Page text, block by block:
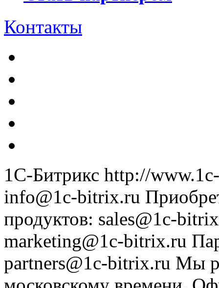
Контакты
1С-Битрикс http://
info@1c-bitrix.ru
продуктов: sales@1c-
marketing@1c-bitrix.ru
partners@1c-bitrix.ru Мы